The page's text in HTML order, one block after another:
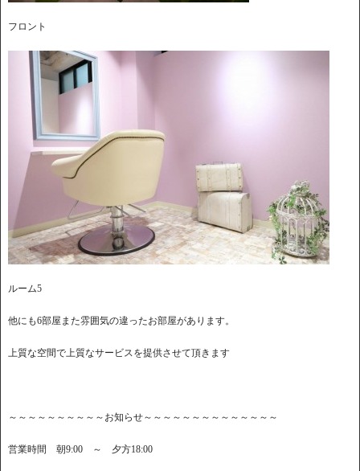
フロント
ルーム5
他にも6部屋また雰囲気の違ったお部屋があります。
上質な空間で上質なサービスを提供させて頂きます
～～～～～～～～～～お知らせ～～～～～～～～～～～～～～
営業時間 朝9:00 ～ 夕方18:00